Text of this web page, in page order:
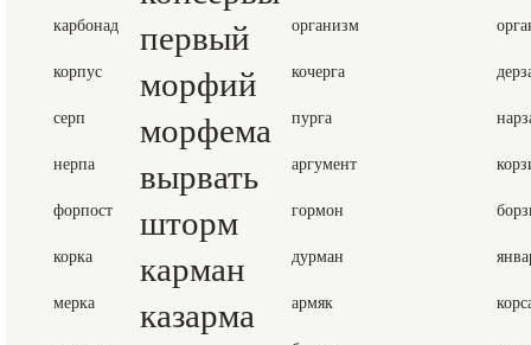
карбонад первый организм
корпус морфий кочерга
серп морфема пурга
нерпа вырвать аргумент
форпост шторм гормон
корка карман дурман
мерка казарма армяк